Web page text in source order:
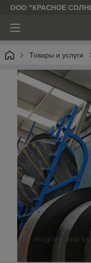
ООО "КРАСНОЕ
Товары и услуги